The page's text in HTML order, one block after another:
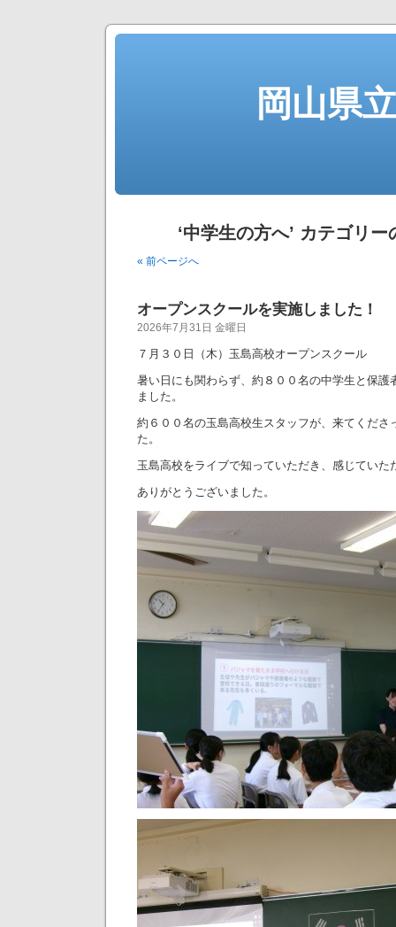
岡山県
‘中学生の方へ’ カテゴリ
« 前ページへ
オープンスクールを実施しました！
2026年7月31日 金曜日
７月３０日（木）玉島高校オープンスクール
暑い日にも関わらず、約８００名の中学生と保護
ました。
約６００名の玉島高校生スタッフが、来てくださ
た。
玉島高校をライブで知っていただき、感じていた
ありがとうございました。